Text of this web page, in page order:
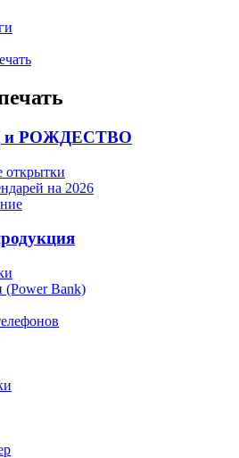
РОЖДЕСТВО
открытки
на 2026
(Power Bank)